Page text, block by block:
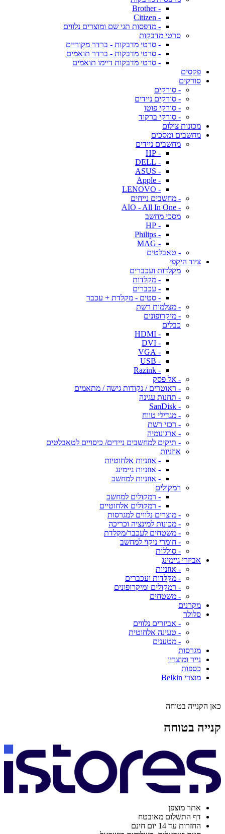
- Brother
- Citizen
- מדפסות תגי שם ומוצרים נלווים
סרטי מדבקות
- סרטי מדבקות - ברדר מקוריים
- סרטי מדבקות - ברדר תואמים
- סרטי מדבקות דיימו תואמים
פקסים
סורקים
- סורקים
- סורקים ניידים
- סורקי פוטו
- סורקי ברקוד
מכונות צילום
מחשבים ומסכים
מחשבים ניידים
- HP
- DELL
- ASUS
- Apple
- LENOVO
- מחשבים נייחים
- AIO - All In One
מסכי מחשב
- HP
- Philips
- MAG
- טאבלטים
ציוד היקפי
מקלדות ועכברים
- מקלדות
- עכברים
- סטים - מקלדת + עכבר
- מצלמות רשת
- מיקרופונים
כבלים
- HDMI
- DVI
- VGA
- USB
- Razink
- אל פסק
- ראוטרים / נקודות גישה / מתאמים
- תחנות עגינה
- SanDisk
- מגדילי טווח
- רכזי רשת
- ארגונומיה
- תיקים למחשבים ניידים/ כיסויים לטאבלטים
אוזניות
- אוזניות אלחוטיות
- אוזניות גיימינג
- אוזניות למחשב
רמקולים
- רמקולים למחשב
- רמקולים אלחוטיים
- מוצרים נלווים למגרסות
- מכונות למינציה וכריכה
- משטחים לעכבר/מקלדת
- חומרי ניקוי למחשב
- סוללות
אביזרי גיימינג
- אוזניות
- מקלדות ועכברים
- רמקולים ומיקרופונים
- משטחים
מקרנים
סלולר
- אביזרים נלווים
- טעינה אלחוטית
- מטענים
מגרסות
נייר ומוצריו
כספות
מוצרי Belkin
כאן הקנייה בטוחה
קנייה בטוחה
אתר מוצפן
דף התשלום מאובטח
החזרות עד 14 יום חינם